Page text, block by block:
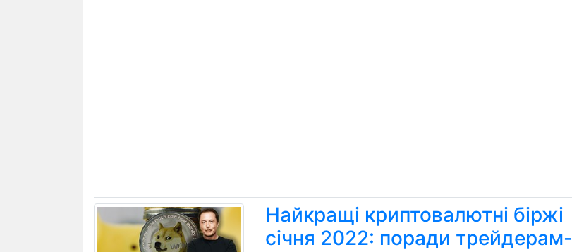
Найкращі криптовалютні біржі
січня 2022: поради трейдерам-